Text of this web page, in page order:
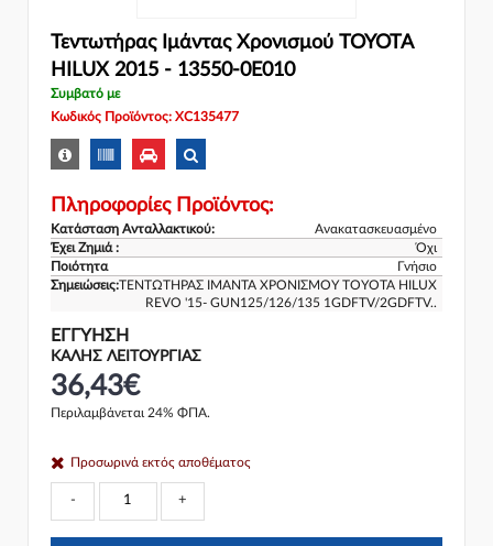
Τεντωτήρας Ιμάντας Χρονισμού TOYOTA
HILUX 2015 - 13550-0E010
Συμβατό με
Κωδικός Προϊόντος: XC135477
Πληροφορίες Προϊόντος:
Κατάσταση Ανταλλακτικού:
Ανακατασκευασμένο
Έχει Ζημιά :
Όχι
Ποιότητα
Γνήσιο
Σημειώσεις:ΤΕΝΤΩΤΗΡΑΣ ΙΜΑΝΤΑ ΧΡΟΝΙΣΜΟΥ TOYOTA HILUX
REVO '15- GUN125/126/135 1GDFTV/2GDFTV..
ΕΓΓΎΗΣΗ
ΚΑΛΗΣ ΛΕΙΤΟΥΡΓΙΑΣ
36,43€
Περιλαμβάνεται 24% ΦΠΑ.
Προσωρινά εκτός αποθέματος
- +